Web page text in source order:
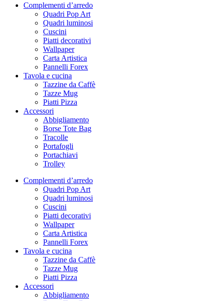
Complementi d’arredo
Quadri Pop Art
Quadri luminosi
Cuscini
Piatti decorativi
Wallpaper
Carta Artistica
Pannelli Forex
Tavola e cucina
Tazzine da Caffè
Tazze Mug
Piatti Pizza
Accessori
Abbigliamento
Borse Tote Bag
Tracolle
Portafogli
Portachiavi
Trolley
Complementi d’arredo
Quadri Pop Art
Quadri luminosi
Cuscini
Piatti decorativi
Wallpaper
Carta Artistica
Pannelli Forex
Tavola e cucina
Tazzine da Caffè
Tazze Mug
Piatti Pizza
Accessori
Abbigliamento